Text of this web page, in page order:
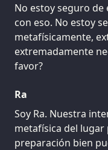
No estoy seguro
con eso. No estoy
metafísicamente,
extremadamente
favor?
Ra
Soy Ra. Nuestra
metafísica del
preparación bien